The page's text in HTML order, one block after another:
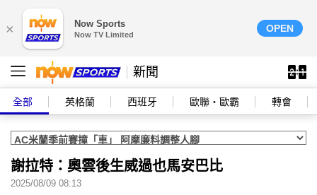
× Now Sports
Now TV Limited
OPEN
新聞
全部 英格蘭 西班牙 歐聯‧歐霸 轉會
謝拉特：奧雲後生威過也馬安巴比
2025/08/09 08:13